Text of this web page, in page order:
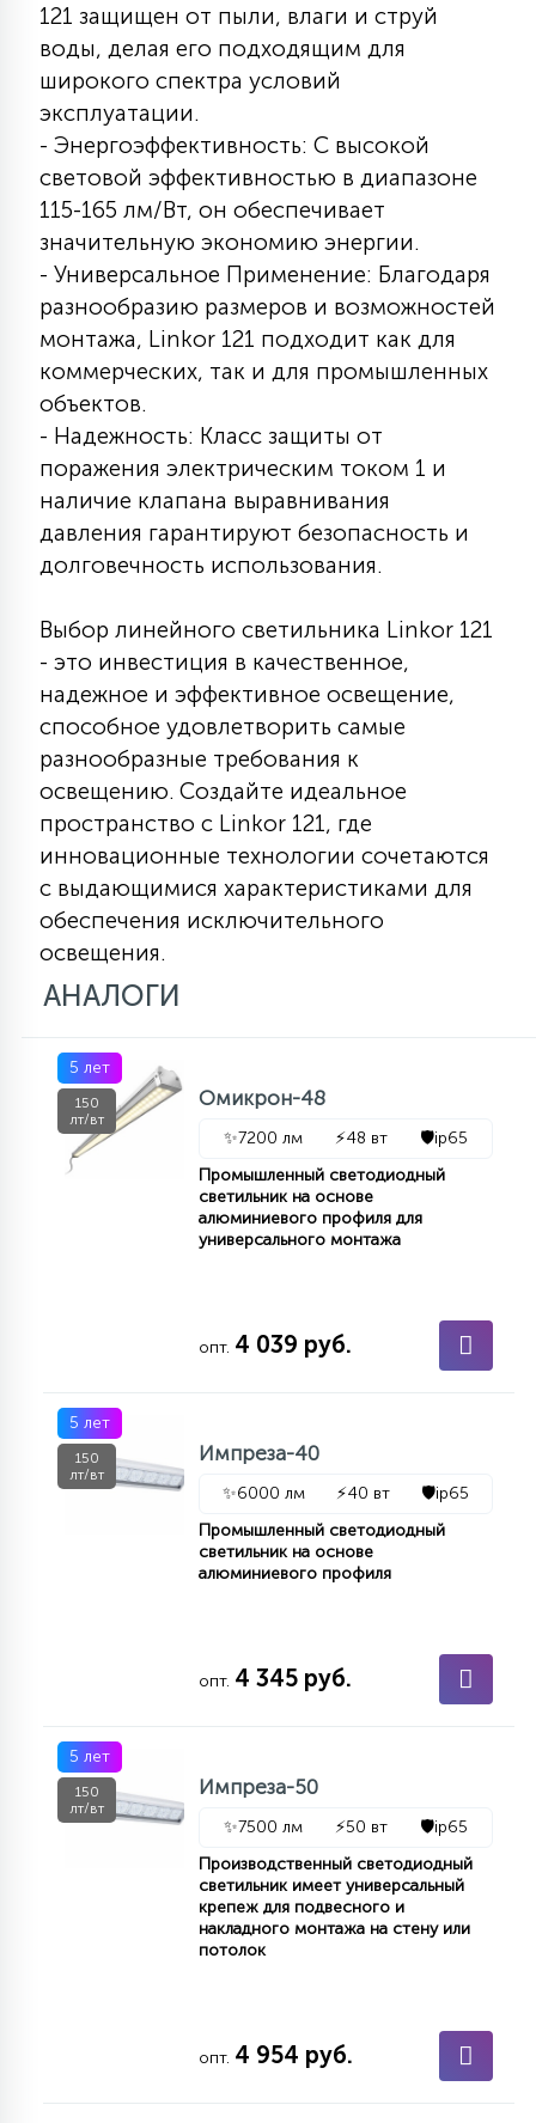
121 защищен от пыли, влаги и струй
воды, делая его подходящим для
широкого спектра условий
эксплуатации.
- Энергоэффективность: С высокой
световой эффективностью в диапазоне
115-165 лм/Вт, он обеспечивает
значительную экономию энергии.
- Универсальное Применение: Благодаря
разнообразию размеров и возможностей
монтажа, Linkor 121 подходит как для
коммерческих, так и для промышленных
объектов.
- Надежность: Класс защиты от
поражения электрическим током 1 и
наличие клапана выравнивания
давления гарантируют безопасность и
долговечность использования.
Выбор линейного светильника Linkor 121
- это инвестиция в качественное,
надежное и эффективное освещение,
способное удовлетворить самые
разнообразные требования к
освещению. Создайте идеальное
пространство с Linkor 121, где
инновационные технологии сочетаются
с выдающимися характеристиками для
обеспечения исключительного
освещения.
АНАЛОГИ
5 лет
150
лт/вт
Омикрон-48
✨7200 лм ⚡48 вт 🛡️ip65
Промышленный светодиодный
светильник на основе
алюминиевого профиля для
универсального монтажа
опт. 4 039 руб.
5 лет
150
лт/вт
Импреза-40
✨6000 лм ⚡40 вт 🛡️ip65
Промышленный светодиодный
светильник на основе
алюминиевого профиля
опт. 4 345 руб.
5 лет
150
лт/вт
Импреза-50
✨7500 лм ⚡50 вт 🛡️ip65
Производственный светодиодный
светильник имеет универсальный
крепеж для подвесного и
накладного монтажа на стену или
потолок
опт. 4 954 руб.